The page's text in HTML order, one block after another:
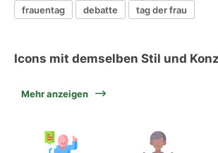
frauentag
debatte tag der frau
Icons mit demselben Stil und
Mehr anzeigen